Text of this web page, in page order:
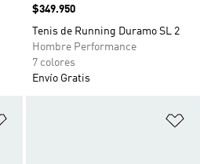
Precio
$349.950
Tenis de Running Duramo SL 2
Hombre Performance
7 colores
Envío Gratis